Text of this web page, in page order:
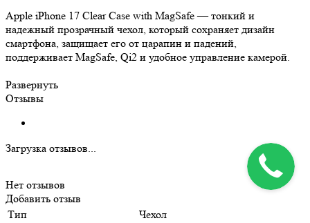
Apple iPhone 17 Clear Case with MagSafe — тонкий и
надежный прозрачный чехол, который сохраняет дизайн
смартфона, защищает его от царапин и падений,
поддерживает MagSafe, Qi2 и удобное управление камерой.
Развернуть
Отзывы
Загрузка отзывов...
Нет отзывов
Добавить отзыв
Тип
Чехол